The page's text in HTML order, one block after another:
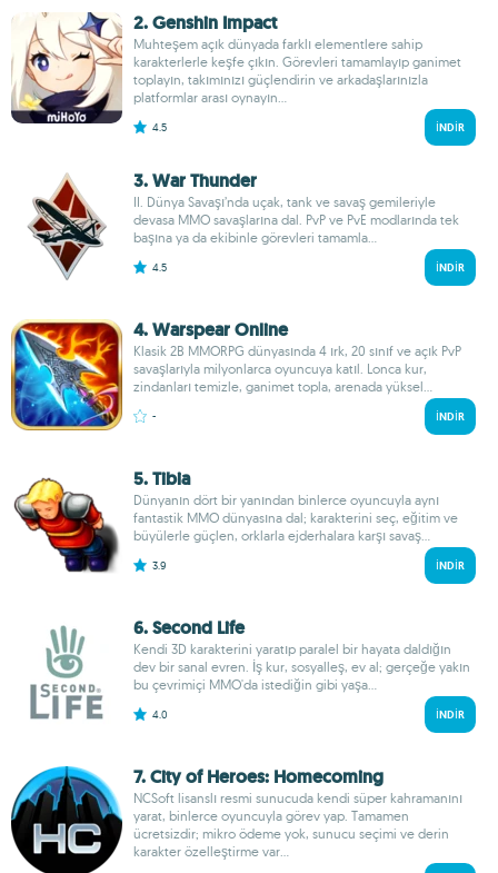
2. Genshin Impact
Muhteşem açık dünyada farklı elementlere sahip
karakterlerle keşfe çıkın. Görevleri tamamlayıp ganimet
toplayın, takımınızı güçlendirin ve arkadaşlarınızla
platformlar arası oynayın...
4.5 İNDIR
3. War Thunder
II. Dünya Savaşı’nda uçak, tank ve savaş gemileriyle
devasa MMO savaşlarına dal. PvP ve PvE modlarında tek
başına ya da ekibinle görevleri tamamla...
4.5 İNDIR
4. Warspear Online
Klasik 2B MMORPG dünyasında 4 ırk, 20 sınıf ve açık PvP
savaşlarıyla milyonlarca oyuncuya katıl. Lonca kur,
zindanları temizle, ganimet topla, arenada yüksel...
- İNDIR
5. Tibia
Dünyanın dört bir yanından binlerce oyuncuyla aynı
fantastik MMO dünyasına dal; karakterini seç, eğitim ve
büyülerle güçlen, orklarla ejderhalara karşı savaş...
3.9 İNDIR
6. Second Life
Kendi 3D karakterini yaratıp paralel bir hayata daldığın
dev bir sanal evren. İş kur, sosyalleş, ev al; gerçeğe yakın
bu çevrimiçi MMO'da istediğin gibi yaşa...
4.0 İNDIR
7. City of Heroes: Homecoming
NCSoft lisanslı resmi sunucuda kendi süper kahramanını
yarat, binlerce oyuncuyla görev yap. Tamamen
ücretsizdir; mikro ödeme yok, sunucu seçimi ve derin
karakter özelleştirme var...